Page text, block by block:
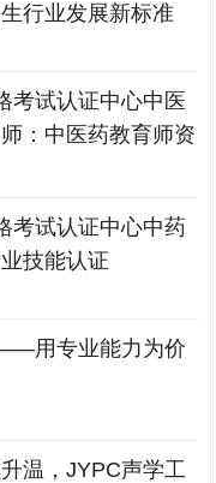
行业发展新标准
考试认证中心中医
：中医药教育师资
考试认证中心中药
技能认证
用专业能力为价
温，JYPC声学工